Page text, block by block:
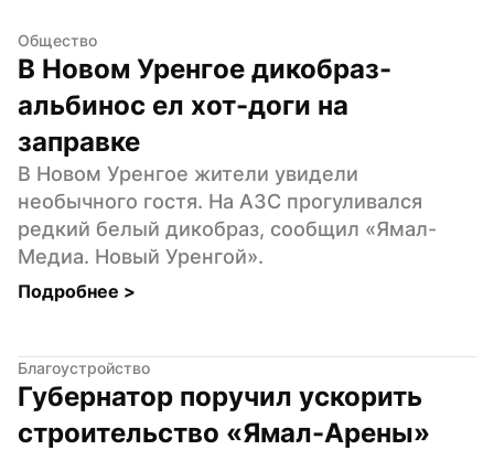
Общество
В Новом Уренгое дикобраз-
альбинос ел хот-доги на
заправке
В Новом Уренгое жители увидели
необычного гостя. На АЗС прогуливался
редкий белый дикобраз, сообщил «Ямал-
Медиа. Новый Уренгой».
Подробнее >
Благоустройство
Губернатор поручил ускорить
строительство «Ямал-Арены»